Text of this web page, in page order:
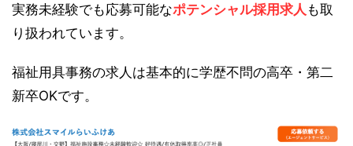
実務未経験でも応募可能なポテンシャル採用求人 も取
り扱われています。
福祉用具事務の求人は基本的に学歴不問の高卒・第二
新卒OKです。